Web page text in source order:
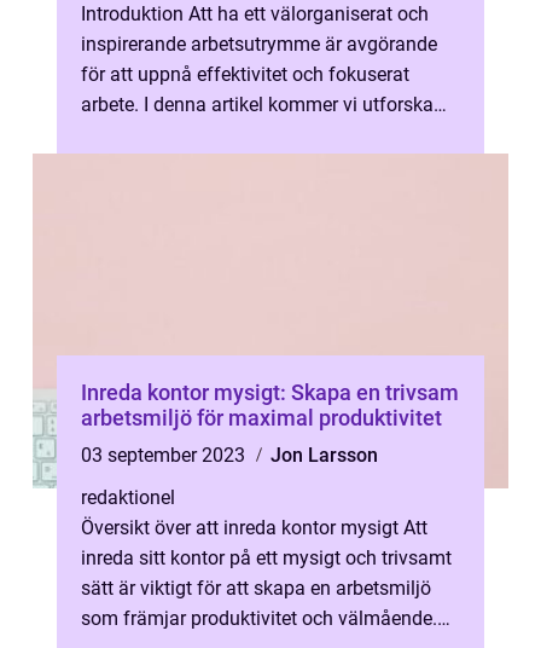
Introduktion Att ha ett välorganiserat och
inspirerande arbetsutrymme är avgörande
för att uppnå effektivitet och fokuserat
arbete. I denna artikel kommer vi utforska
Inreda kontor mysigt: Skapa en trivsam
arbetsmiljö för maximal produktivitet
03 september 2023
Jon Larsson
redaktionel
Översikt över att inreda kontor mysigt Att
inreda sitt kontor på ett mysigt och trivsamt
sätt är viktigt för att skapa en arbetsmiljö
som främjar produktivitet och välmående.